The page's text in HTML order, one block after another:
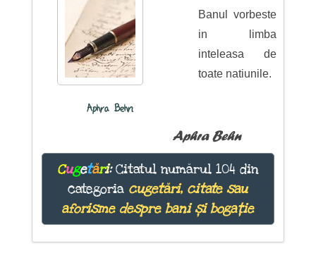
Aphra Behn
Banul vorbeste
in limba
inteleasa de
toate natiunile.
Aphra Behn
Cugetări:Citatul numărul 104 din
categoria cugetări, citate sau
aforisme despre bani și bogație